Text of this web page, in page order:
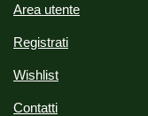
Area utente
Registrati
Wishlist
Contatti